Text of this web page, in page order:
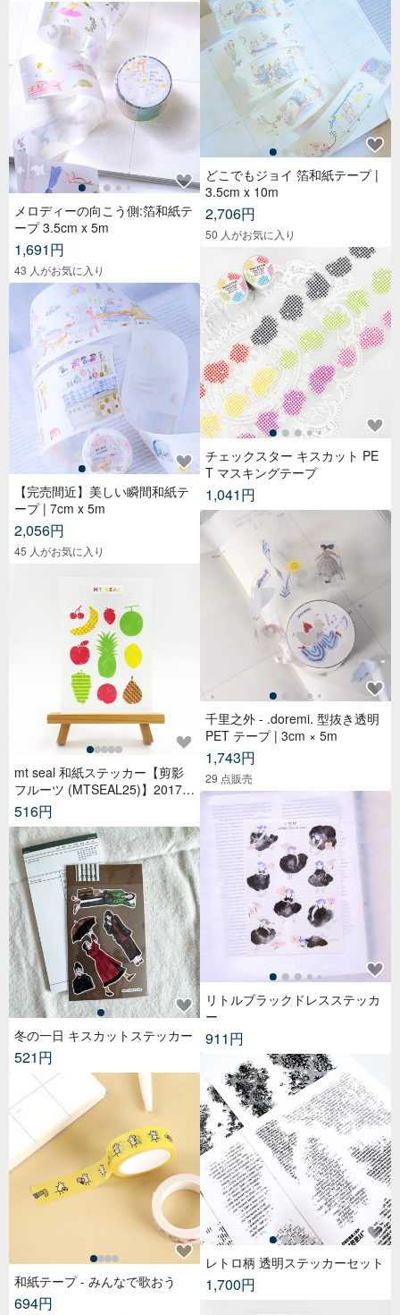
メロディーの向こう側:箔和紙テ
ープ 3.5cm x 5m
1,691円
43 人がお気に入り
【完売間近】美しい瞬間和紙テ
ープ | 7cm x 5m
2,056円
45 人がお気に入り
mt seal 和紙ステッカー【剪影
フルーツ (MTSEAL25)】2017A
W
516円
冬の一日 キスカットステッカー
521円
和紙テープ - みんなで歌おう
694円
どこでもジョイ 箔和紙テープ |
3.5cm x 10m
2,706円
50 人がお気に入り
チェックスター キスカット PE
T マスキングテープ
1,041円
千里之外 - .doremi. 型抜き透明
PET テープ | 3cm × 5m
1,743円
29 点販売
リトルブラックドレスステッカ
ー
911円
レトロ柄 透明ステッカーセット
1,700円